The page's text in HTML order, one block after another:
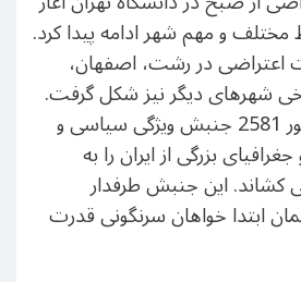
و مهم شهر ادامه پیدا کرد.
اعتراضی در رشت، اصفهان،
شهرهای دیگر نیز شکل گرفت.
در این مرحله از شهریور 2581 جنبش ویژگی سیاسی و
بزرگی از ایران را به
کشاند. این جنبش طرفدار
ابتدا خواهان سرنگونی قدرت